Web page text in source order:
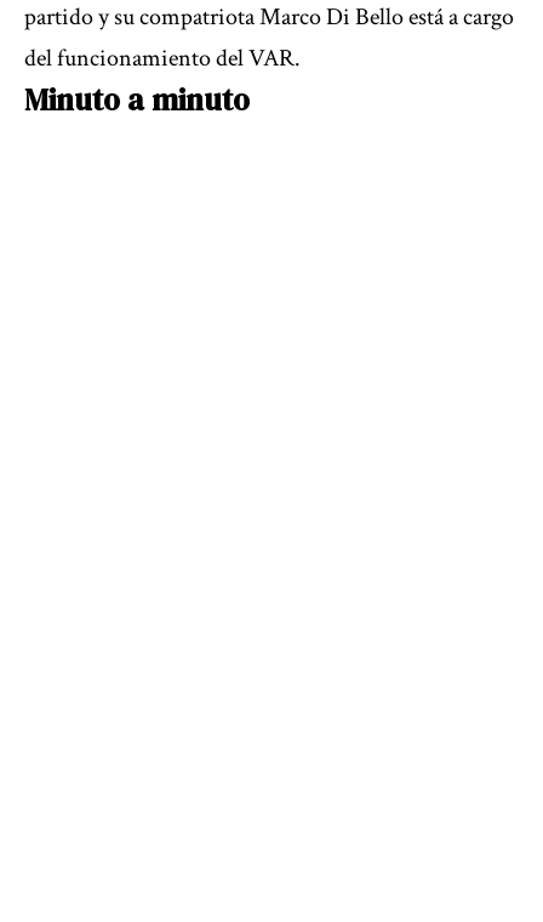
partido y su compatriota Marco Di Bello está a cargo
del funcionamiento del VAR.
Minuto a minuto